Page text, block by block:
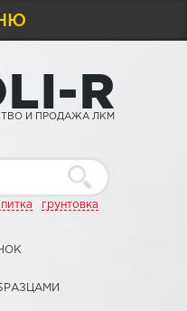
LI-R
И ПРОДАЖА ЛКМ
грунтовка